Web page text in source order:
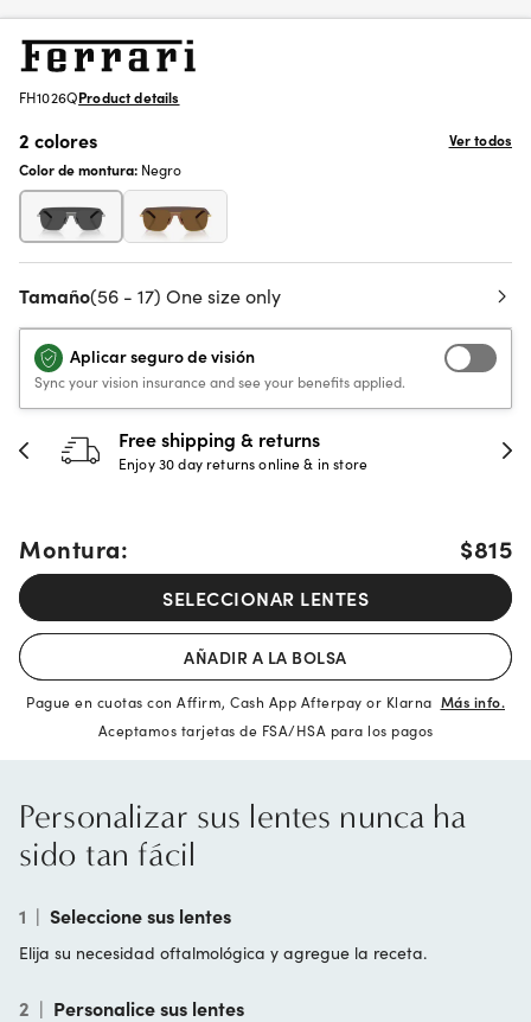
FH1026QProduct details
2 colores
Ver todos
Color de montura: Negro
Tamaño(56 - 17) One size only
Aplicar seguro de visión
Sync your vision insurance and see your benefits applied.
30-day happiness guarantee
Full refund or replacement within 30 days
Montura: $815
SELECCIONAR LENTES
AÑADIR A LA BOLSA
Pague en cuotas con Affirm, Cash App Afterpay or Klarna Más info.
Aceptamos tarjetas de FSA/HSA para los pagos
Personalizar sus lentes nunca ha
sido tan fácil
1 | Seleccione sus lentes
Elija su necesidad oftalmológica y agregue la receta.
2 | Personalice sus lentes